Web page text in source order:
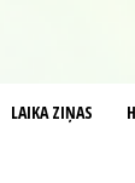
LAIKA ZIŅAS